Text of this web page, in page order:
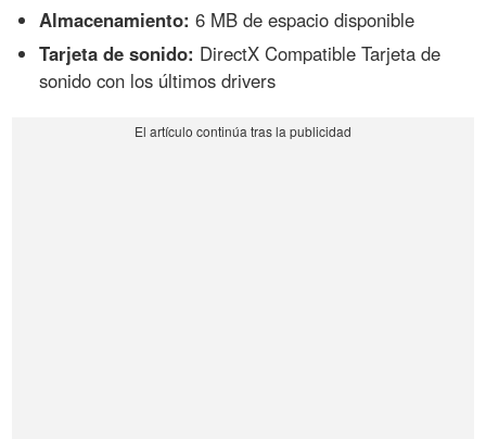
Almacenamiento: 6 MB de espacio disponible
Tarjeta de sonido: DirectX Compatible Tarjeta de
sonido con los últimos drivers